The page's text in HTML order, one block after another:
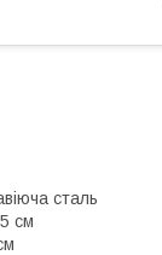
сталь
см